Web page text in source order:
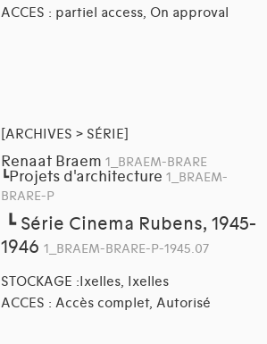
ACCES : partiel access, On approval
[ARCHIVES > SÉRIE]
Renaat Braem 1_BRAEM-BRARE
┗Projets d'architecture 1_BRAEM-
BRARE-P
┗ Série Cinema Rubens, 1945-
1946 1_BRAEM-BRARE-P-1945.07
STOCKAGE :Ixelles, Ixelles
ACCES : Accès complet, Autorisé